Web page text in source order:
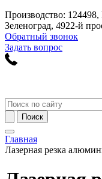
Производство:
Зеленоград, 4922-й
Обратный звонок
Задать вопрос
Главная
Лазерная резка